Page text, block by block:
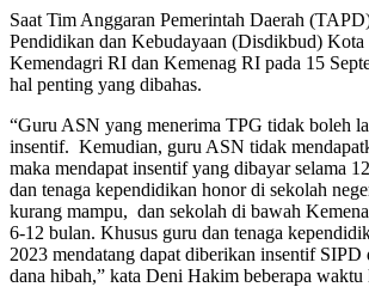
Saat Tim Anggaran Pemerintah Daerah
Pendidikan dan Kebudayaan (Disdikbud) Kota
Kemendagri RI dan Kemenag RI pada 15
hal penting yang dibahas.
“Guru ASN yang menerima TPG tidak boleh
insentif. Kemudian, guru ASN tidak
maka mendapat insentif yang dibayar selama
dan tenaga kependidikan honor di sekolah
kurang mampu, dan sekolah di bawah
6-12 bulan. Khusus guru dan tenaga
2023 mendatang dapat diberikan insentif SIPD
dana hibah,” kata Deni Hakim beberapa waktu